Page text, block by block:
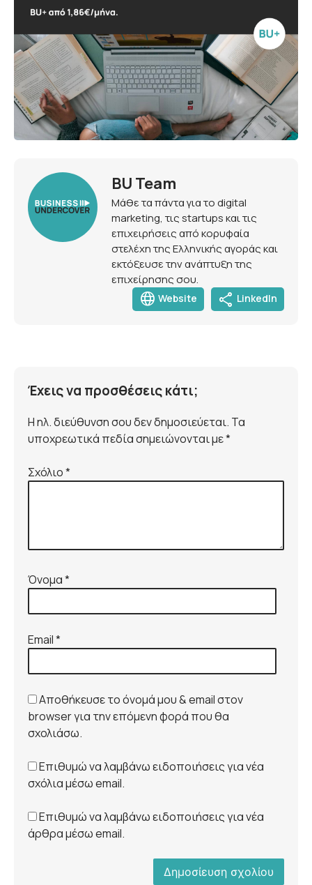
BU Team
Μάθε τα πάντα για το digital
marketing, τις startups και τις
επιχειρήσεις από κορυφαία
στελέχη της Ελληνικής αγοράς και
εκτόξευσε την ανάπτυξη της
επιχείρησης σου.
language Website share LinkedIn
Έχεις να προσθέσεις κάτι;
Η ηλ. διεύθυνση σου δεν δημοσιεύεται. Τα
υποχρεωτικά πεδία σημειώνονται με *
Σχόλιο*
Όνομα*
Email*
Αποθήκευσε το όνομά μου & email στον
browser για την επόμενη φορά που θα
σχολιάσω.
Επιθυμώ να λαμβάνω ειδοποιήσεις για νέα
σχόλια μέσω email.
Επιθυμώ να λαμβάνω ειδοποιήσεις για νέα
άρθρα μέσω email.